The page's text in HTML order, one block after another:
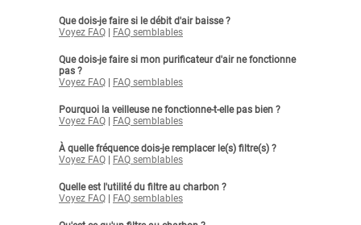
Que dois-je faire si le débit d'air baisse ?
Voyez FAQ
FAQ semblables
Que dois-je faire si mon purificateur d'air ne fonctionne
pas ?
Voyez FAQ
FAQ semblables
Pourquoi la veilleuse ne fonctionne-t-elle pas bien ?
Voyez FAQ
FAQ semblables
À quelle fréquence dois-je remplacer le(s) filtre(s) ?
Voyez FAQ
FAQ semblables
Quelle est l'utilité du filtre au charbon ?
Voyez FAQ
FAQ semblables